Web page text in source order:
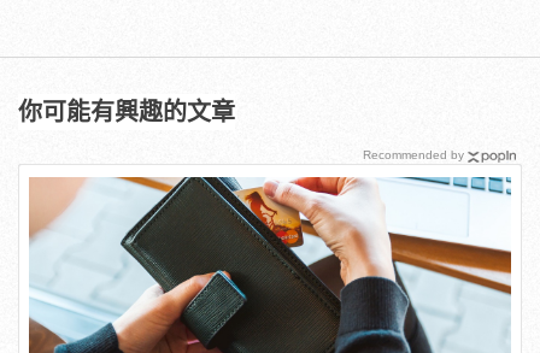
你可能有興趣的文章
Recommended by